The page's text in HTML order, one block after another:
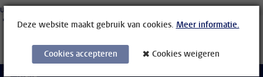
Universiteit Leiden
Menu
Deze website maakt gebruik van cookies. Meer informatie.
Cookies accepteren Cookies weigeren